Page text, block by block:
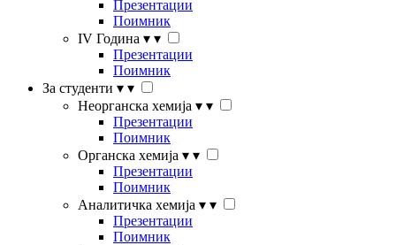
Презентации
Поимник
IV Година ▾ ▾
Презентации
Поимник
За студенти ▾ ▾
Неорганска хемија ▾ ▾
Презентации
Поимник
Органска хемија ▾ ▾
Презентации
Поимник
Аналитичка хемија ▾ ▾
Презентации
Поимник